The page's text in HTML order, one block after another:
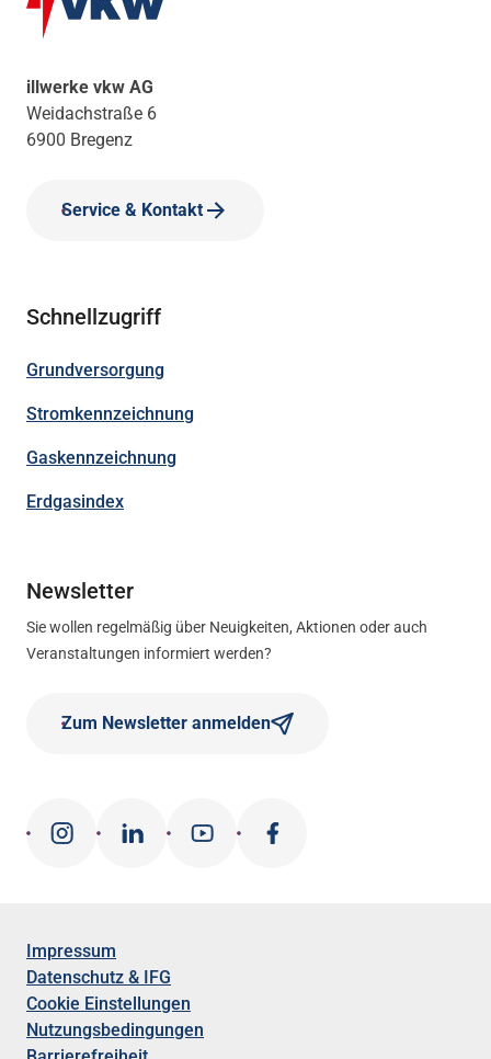
illwerke vkw AG
Weidachstraße 6
6900 Bregenz
Service & Kontakt
Schnellzugriff
Grundversorgung
Stromkennzeichnung
Gaskennzeichnung
Erdgasindex
Newsletter
Sie wollen regelmäßig über Neuigkeiten, Aktionen oder auch
Veranstaltungen informiert werden?
Zum Newsletter anmelden
Impressum
Datenschutz & IFG
Cookie Einstellungen
Nutzungsbedingungen